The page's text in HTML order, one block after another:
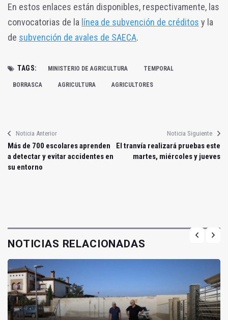
En estos enlaces están disponibles, respectivamente, las
convocatorias de la línea de subvención de créditos y la
de subvención de avales de SAECA.
TAGS: MINISTERIO DE AGRICULTURA TEMPORAL
BORRASCA AGRICULTURA AGRICULTORES
Noticia Anterior
Más de 700 escolares aprenden
a detectar y evitar accidentes en
su entorno
Noticia Siguiente
El tranvía realizará pruebas este
martes, miércoles y jueves
NOTICIAS RELACIONADAS